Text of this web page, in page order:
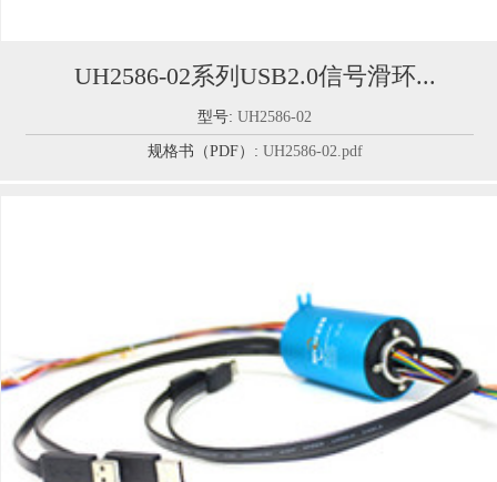
UH2586-02系列USB2.0信号滑环...
型号:UH2586-02
规格书（PDF）: UH2586-02.pdf